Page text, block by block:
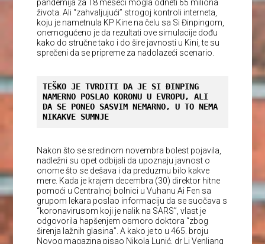
pandemija za 18 meseci mogla odneti 65 miliona
života. Ali “zahvaljujući” strogoj kontroli interneta,
koju je nametnula KP Kine na čelu sa Si Đinpingom,
onemogućeno je da rezultati ove simulacije dođu
kako do stručne tako i do šire javnosti u Kini, te su
sprečeni da se pripreme za nadolazeći scenario.
TEŠKO JE TVRDITI DA JE SI ĐINPING
NAMERNO POSLAO KORONU U EVROPU, ALI
DA SE PONEO SASVIM NEMARNO, U TO NEMA
NIKAKVE SUMNJE
Nakon što se sredinom novembra bolest pojavila,
nadležni su opet odbijali da upoznaju javnost o
onome što se dešava i da preduzmu bilo kakve
mere. Kada je krajem decembra (30) direktor hitne
pomoći u Centralnoj bolnici u Vuhanu Ai Fen sa
grupom lekara poslao informaciju da se suočava s
“koronavirusom koji je nalik na SARS”, vlast je
odgovorila hapšenjem osmoro doktora “zbog
širenja lažnih glasina”. A kako je to u 465. broju
Novog magazina pisao Nikola Lunić, dr Li Venliang